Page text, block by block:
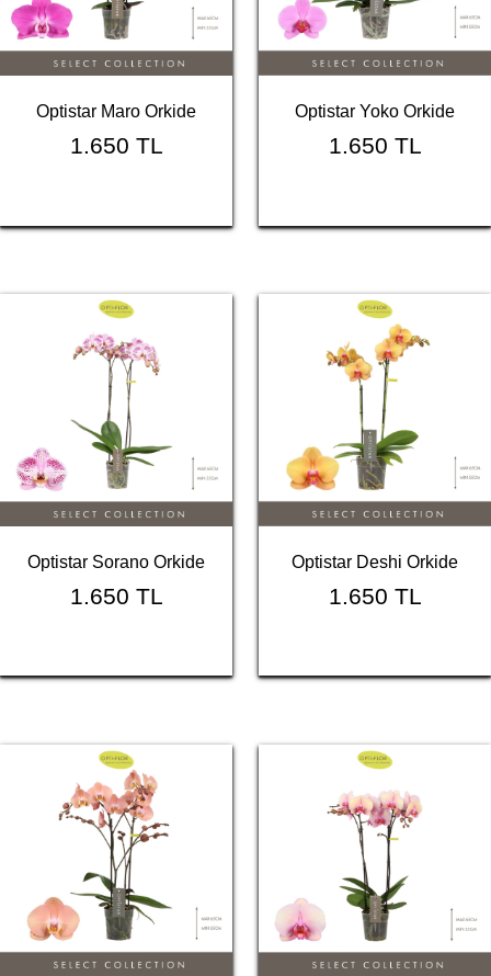
Optistar Maro Orkide
1.650 TL
Optistar Yoko Orkide
1.650 TL
Optistar Sorano Orkide
1.650 TL
Optistar Deshi Orkide
1.650 TL